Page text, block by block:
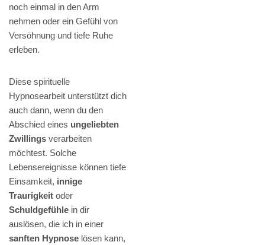
noch einmal in den Arm
nehmen oder ein Gefühl von
Versöhnung und tiefe Ruhe
erleben.
Diese spirituelle
Hypnosearbeit unterstützt dich
auch dann, wenn du den
Abschied eines ungeliebten
Zwillings verarbeiten
möchtest. Solche
Lebensereignisse können tiefe
Einsamkeit, innige
Traurigkeit oder
Schuldgefühle in dir
auslösen, die ich in einer
sanften Hypnose lösen kann,